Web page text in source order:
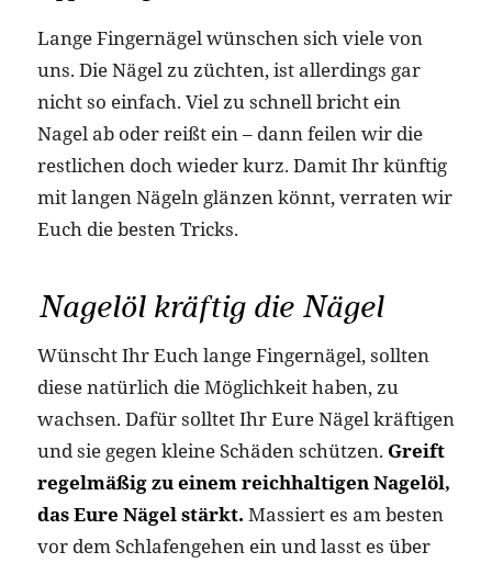
Lange Fingernägel wünschen sich viele von
uns. Die Nägel zu züchten, ist allerdings gar
nicht so einfach. Viel zu schnell bricht ein
Nagel ab oder reißt ein – dann feilen wir die
restlichen doch wieder kurz. Damit Ihr künftig
mit langen Nägeln glänzen könnt, verraten wir
Euch die besten Tricks.
Nagelöl kräftig die Nägel
Wünscht Ihr Euch lange Fingernägel, sollten
diese natürlich die Möglichkeit haben, zu
wachsen. Dafür solltet Ihr Eure Nägel kräftigen
und sie gegen kleine Schäden schützen. Greift
regelmäßig zu einem reichhaltigen Nagelöl,
das Eure Nägel stärkt. Massiert es am besten
vor dem Schlafengehen ein und lasst es über